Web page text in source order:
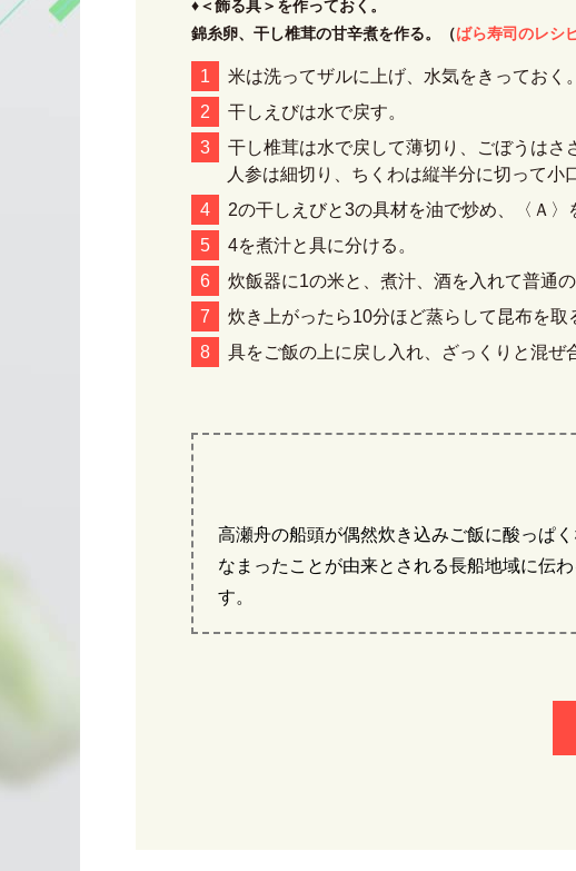
♦＜飾る具＞を作っておく。
錦糸卵、干し椎茸の甘辛煮を作る。（ばら寿司のレシ
米は洗ってザルに上げ、水気をきっておく。
干しえびは水で戻す。
干し椎茸は水で戻して薄切り、ごぼうはさ
人参は細切り、ちくわは縦半分に切って小
2の干しえびと3の具材を油で炒め、〈Ａ〉
4を煮汁と具に分ける。
炊飯器に1の米と、煮汁、酒を入れて普通
炊き上がったら10分ほど蒸らして昆布を取
具をご飯の上に戻し入れ、ざっくりと混ぜ
高瀬舟の船頭が偶然炊き込みご飯に酸っぱ
なまったことが由来とされる長船地域に伝
す。